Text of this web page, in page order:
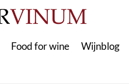
Food for wine Wijnblog